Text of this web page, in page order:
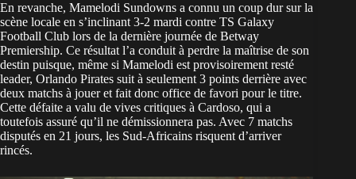
En revanche, Mamelodi Sundowns a connu un coup dur sur la
scène locale en s’inclinant 3-2 mardi contre TS Galaxy
Football Club lors de la dernière journée de Betway
Premiership. Ce résultat l’a conduit à perdre la maîtrise de son
destin puisque, même si Mamelodi est provisoirement resté
leader, Orlando Pirates suit à seulement 3 points derrière avec
deux matchs à jouer et fait donc office de favori pour le titre.
Cette défaite a valu de vives critiques à Cardoso, qui a
toutefois assuré qu’il ne démissionnera pas. Avec 7 matchs
disputés en 21 jours, les Sud-Africains risquent d’arriver
rincés.